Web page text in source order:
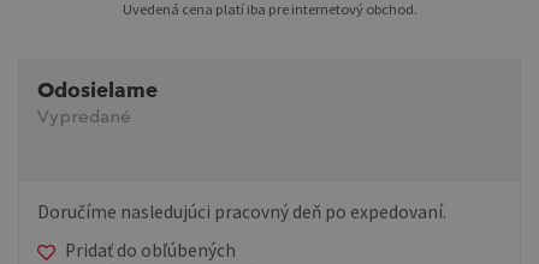
Uvedená cena platí iba pre internetový obchod.
Odosielame
Vypredané
Doručíme nasledujúci pracovný deň po expedovaní.
Pridať do obľúbených